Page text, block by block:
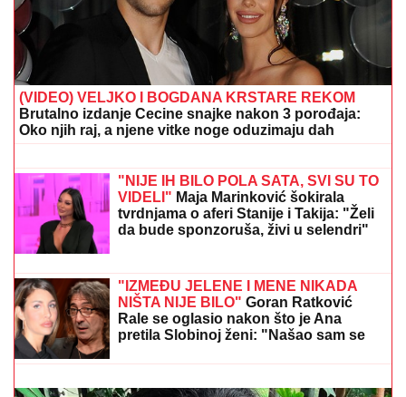
(VIDEO) VELJKO I BOGDANA KRSTARE REKOM
Brutalno izdanje Cecine snajke nakon 3 porođaja:
Oko njih raj, a njene vitke noge oduzimaju dah
BORČEPoznat po nadimku "Fifti"
tvrdnjama o aferi Stanije i Takija: "Želi
da bude sponzoruša, živi u selendri"